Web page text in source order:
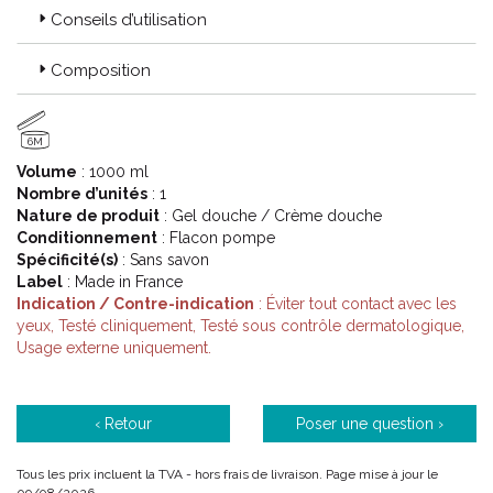
atopiques sujettes à démangeaisons sévères.
la vie, les laboratoires NOREVA ont développé Eczeane Baume
Relipidant Anti-grattage UHT, 1er soin dermo-cosmétique
nouvelle génération 0% conservateur, anti-récidive 3 jours, effet
anti-grattage 48h, dédié aux peaux très sèches sujettes à l’
eczéma atopique et aux démangeaisons, apportant confort,
protection et bien-être au quotidien dès la 1ère application.
Code ACL : 4000277
Code EAN : 3571940002777
Conseils d’utilisation
Composition
6M
Volume : 1000 ml
Nombre d’unités : 1
Nature de produit : Gel douche / Crème douche
Conditionnement : Flacon pompe
Spécificité(s) : Sans savon
Label : Made in France
Indication / Contre-indication : Éviter tout contact avec les
yeux, Testé cliniquement, Testé sous contrôle dermatologique,
Usage externe uniquement.
‹ Retour Poser une question ›
Tous les prix incluent la TVA - hors frais de livraison. Page mise à jour le